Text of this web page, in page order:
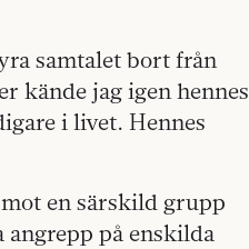
samtalet bort från
kände jag igen hennes
i livet. Hennes
en särskild grupp
på enskilda